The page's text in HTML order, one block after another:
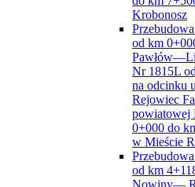
Skład Zarządu Powiatu